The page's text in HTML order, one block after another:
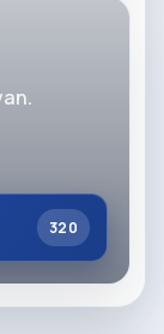
320